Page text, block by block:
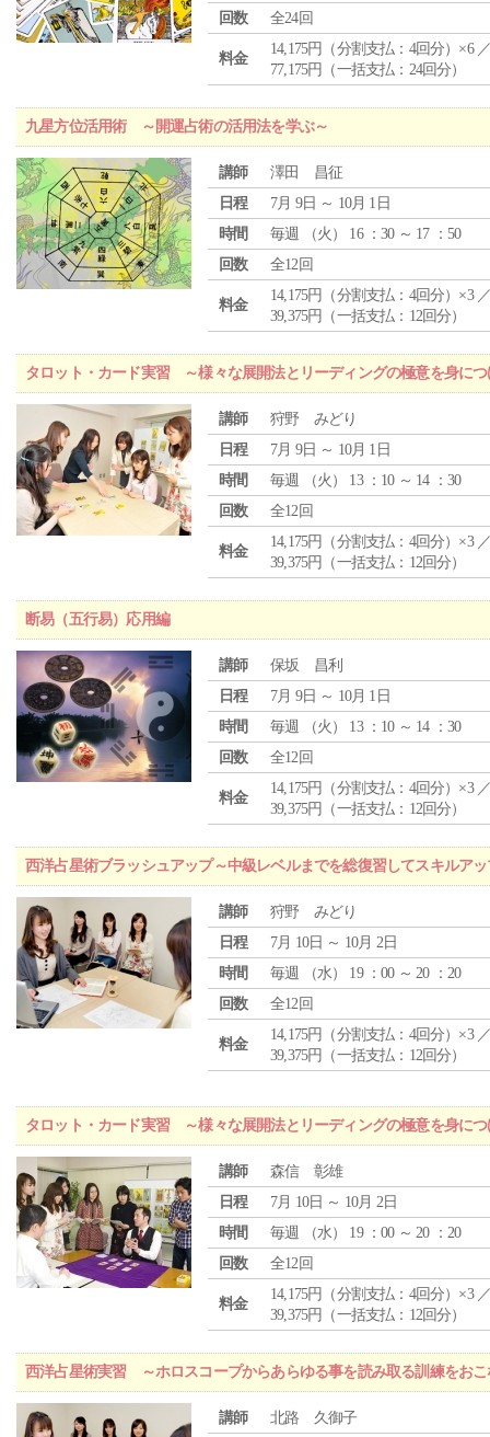
回数
全24回
料金
14,175円（分割支払：4回分）×6
77,175円（一括支払：24回分）
九星方位活用術 ～開運占術の活用法を学ぶ～
講師
澤田 昌征
日程
7月 9日 ～ 10月 1日
時間
毎週 （火 ） 16 ：30 ～ 17 ：50
回数
全12回
料金
14,175円（分割支払：4回分）×3
39,375円（一括支払：12回分）
タロット・カード実習 ～様々な展開法とリーディングの極意を身につ
講師
狩野 みどり
日程
7月 9日 ～ 10月 1日
時間
毎週 （火 ） 13 ：10 ～ 14 ：30
回数
全12回
料金
14,175円（分割支払：4回分）×3
39,375円（一括支払：12回分）
断易（五行易）応用編
講師
保坂 昌利
日程
7月 9日 ～ 10月 1日
時間
毎週 （火 ） 13 ：10 ～ 14 ：30
回数
全12回
料金
14,175円（分割支払：4回分）×3
39,375円（一括支払：12回分）
西洋占星術ブラッシュアップ～中級レベルまでを総復習してスキルア
講師
狩野 みどり
日程
7月 10日 ～ 10月 2日
時間
毎週 （水） 19 ：00 ～ 20 ：20
回数
全12回
料金
14,175円（分割支払：4回分）×3
39,375円（一括支払：12回分）
タロット・カード実習 ～様々な展開法とリーディングの極意を身につ
講師
森信 彰雄
日程
7月 10日 ～ 10月 2日
時間
毎週 （水） 19 ：00 ～ 20 ：20
回数
全12回
料金
14,175円（分割支払：4回分）×3
39,375円（一括支払：12回分）
西洋占星術実習 ～ホロスコープからあらゆる事を読み取る訓練をおこ
講師 北路 久御子